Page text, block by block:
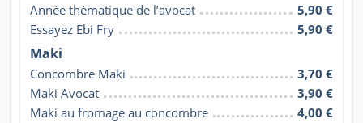
Année thématique de l’avocat
5,90 €
Essayez Ebi Fry
5,90 €
Maki
Concombre Maki
3,70 €
Maki Avocat
3,90 €
Maki au fromage au concombre
4,00 €